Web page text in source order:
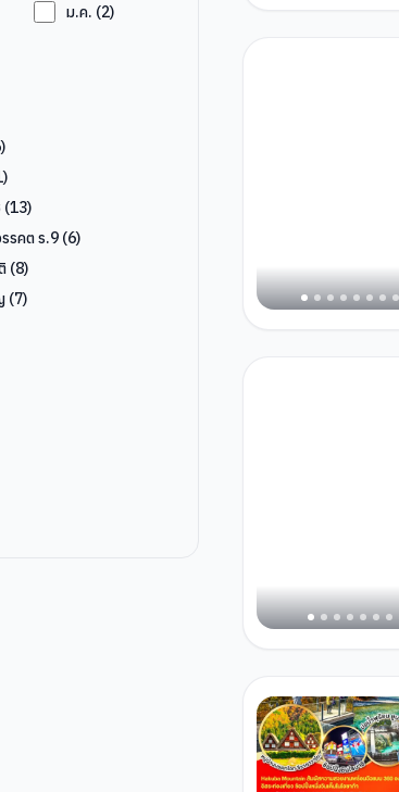
ม.ค. (2)
)
)
(13)
รคต ร.9 (6)
(8)
(7)